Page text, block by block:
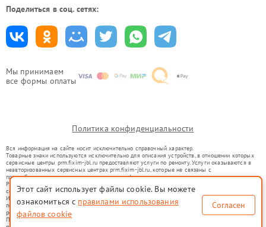
Мы принимаем
все формы оплаты
Поделиться в соц. сетях:
Политика конфиденциальности
Вся информация на сайте носит исключительно справочный характер.
Товарные знаки используются исключительно для описания устройств, в отношении которых
сервисные центры prm.fixim-jbl.ru предоставляют услуги по ремонту. Услуги оказываются в
неавторизованных сервисных центрах prm.fixim-jbl.ru, которые не связаны с
правообладателями товарных знаков или их официальными представителями.
Ремонт осуществляется для устройств, уже введенных в гражданский оборот в соответствии
со статьей 1487 ГК РФ.
Использование товарных знаков не преследует цели индивидуализации услуг или введения
потребителей в заблуждение, а служит для информирования о предоставляемых услугах по
ремонту техники указанных брендов.
Представленная на сайте информация не является публичной офертой, определяемой
Этот сайт использует файлы cookie. Вы можете
ознакомиться с правилами использования
файлов cookie
Согласен